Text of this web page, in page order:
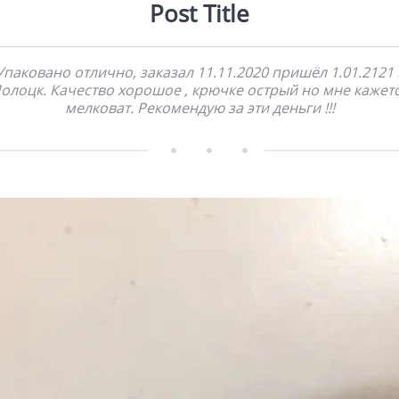
Post Title
отлично, заказал 11.11.2020 пришёл 1.01.2121
Качество хорошое , крючке острый но мне
мелковат. Рекомендую за эти деньги !!!